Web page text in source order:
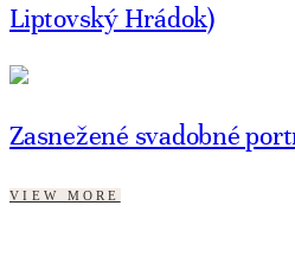
Liptovský Hrádok)
Zasnežené svadobné
VIEW MORE